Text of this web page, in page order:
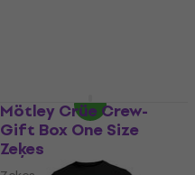
Mötley Crüe Crew-
Gift Box One Size
Zeķes